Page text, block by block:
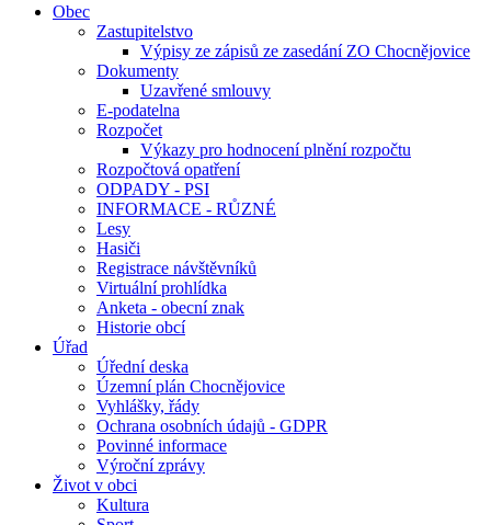
Obec
Zastupitelstvo
Výpisy ze zápisů ze zasedání ZO Chocnějovice
Dokumenty
Uzavřené smlouvy
E-podatelna
Rozpočet
Výkazy pro hodnocení plnění rozpočtu
Rozpočtová opatření
ODPADY - PSI
INFORMACE - RŮZNÉ
Lesy
Hasiči
Registrace návštěvníků
Virtuální prohlídka
Anketa - obecní znak
Historie obcí
Úřad
Úřední deska
Územní plán Chocnějovice
Vyhlášky, řády
Ochrana osobních údajů - GDPR
Povinné informace
Výroční zprávy
Život v obci
Kultura